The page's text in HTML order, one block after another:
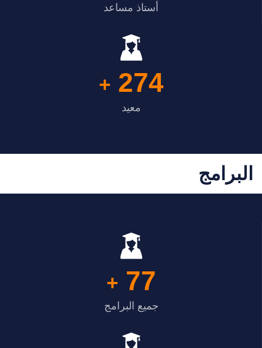
أستاذ مساعد
274
+
معيد
البرامج
77
+
جميع البرامج